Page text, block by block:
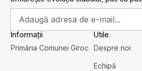
Informații
Primăria Comunei Giroc
Utile
Despre noi
Echipă